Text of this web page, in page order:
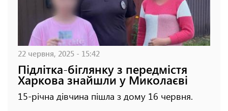
22 червня, 2025 - 15:42
Підлітка-біглянку з передмістя
Харкова знайшли у Миколаєві
15-річна дівчина пішла з дому 16 червня.